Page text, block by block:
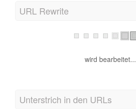
URL Rewrite
wird bearbeitet...
Unterstrich in den URLs